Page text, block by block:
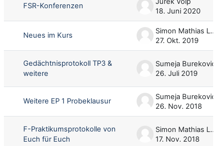
FSR-Konferenzen
18. Juni 2020
Neues im Kurs
Simon Mathias Linsel
27. Okt. 2019
Gedächtnisprotokoll TP3 &
weitere
Sumeja Burekovic
26. Juli 2019
Weitere EP 1 Probeklausur
Sumeja Burekovic
26. Nov. 2018
F-Praktikumsprotokolle von
Euch für Euch
Simon Mathias Linsel
17. Nov. 2018